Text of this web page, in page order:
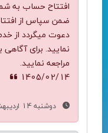
افتتاح حساب به شماره:
ضمن سپاس از
دعوت میگردد از
مراجعه نمایید.
1405/02/14
دوشنبه 14 اردیبهشت 1405 16:30